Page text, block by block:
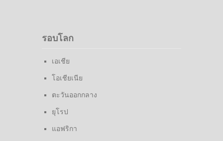
รอบโลก
เอเชีย
โอเชียเนีย
ตะวันออกกลาง
ยุโรป
แอฟริกา